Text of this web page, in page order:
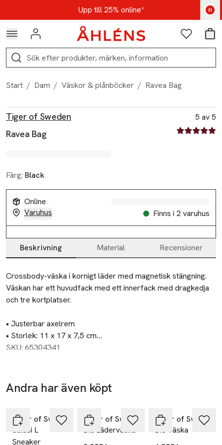
Hoppa till navigationsmenynUpp till 25% online*
Kod: AUG25 - Shoppa nu
Logga in Favoriter
Sök
Start / Dam / Väskor & plånböcker / Ravea Bag
Tiger of Sweden
Ravea Bag
5 av 5
5 av fem
Färg: Black
Online
Varuhus
Finns i 2 varuhus
Beskrivning Material Recensioner
Beskrivning
Crossbody-väska i kornigt läder med magnetisk stängning.
Väskan har ett huvudfack med ett innerfack med dragkedja
och tre kortplatser.
• Justerbar axelrem
• Storlek: 11 x 17 x 7,5 cm
• Tillverkad i Indien
SKU: 65304341
Andra har även köpt
Tiger of Sweden
Salasi L
Sneaker
Tiger of Sweden
Diu Läderväska
Tiger of Sweden
Diu Väska